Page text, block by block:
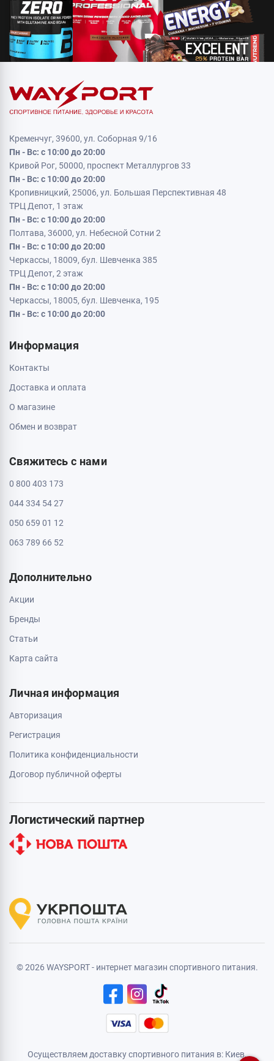
Кременчуг, 39600, ул. Соборная 9/16
Пн - Вс: с 10:00 до 20:00
Кривой Рог, 50000, проспект Металлургов 33
Пн - Вс: с 10:00 до 20:00
Кропивницкий, 25006, ул. Большая Перспективная 48
ТРЦ Депот, 1 этаж
Пн - Вс: с 10:00 до 20:00
Полтава, 36000, ул. Небесной Сотни 2
Пн - Вс: с 10:00 до 20:00
Черкассы, 18009, бул. Шевченка 385
ТРЦ Депот, 2 этаж
Пн - Вс: с 10:00 до 20:00
Черкассы, 18005, бул. Шевченка, 195
Пн - Вс: с 10:00 до 20:00
Информация
Контакты
Доставка и оплата
О магазине
Обмен и возврат
Свяжитесь с нами
0 800 403 173
044 334 54 27
050 659 01 12
063 789 66 52
Дополнительно
Акции
Бренды
Статьи
Карта сайта
Личная информация
Авторизация
Регистрация
Политика конфиденциальности
Договор публичной оферты
Логистический партнер
© 2026 WAYSPORT - интернет магазин спортивного питания.
Осуществляем доставку спортивного питания в: Киев,